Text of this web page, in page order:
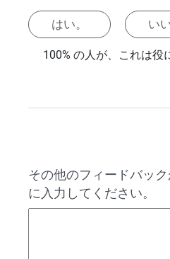
はい。 い
100% の人が、これは役
その他のフィードバッ
に入力してください。